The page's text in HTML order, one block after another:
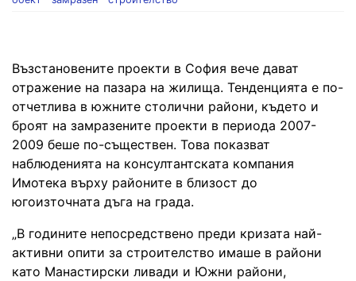
Възстановените проекти в София вече дават
отражение на пазара на жилища. Тенденцията е по-
отчетлива в южните столични райони, където и
броят на замразените проекти в периода 2007-
2009 беше по-съществен. Това показват
наблюденията на консултантската компания
Имотека върху районите в близост до
югоизточната дъга на града.
„В годините непосредствено преди кризата най-
активни опити за строителство имаше в райони
като Манастирски ливади и Южни райони,